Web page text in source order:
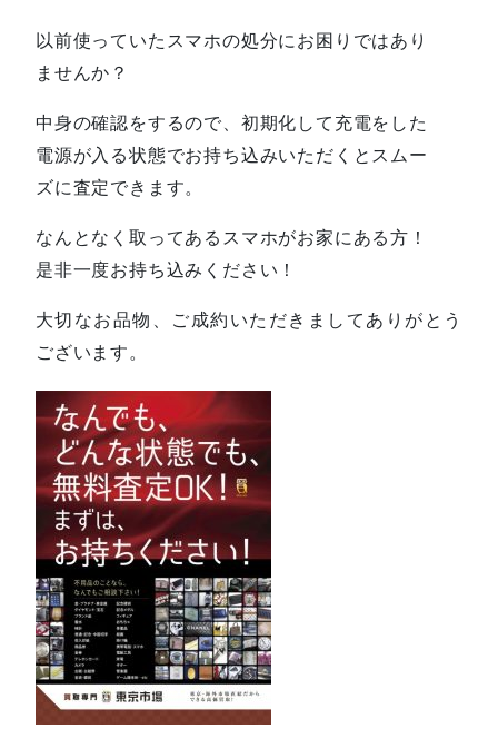
以前使っていたスマホの処分にお困りではあり
ませんか？
中身の確認をするので、初期化して充電をした
電源が入る状態でお持ち込みいただくとスムー
ズに査定できます。
なんとなく取ってあるスマホがお家にある方！
是非一度お持ち込みください！
大切なお品物、ご成約いただきましてありがとう
ございます。